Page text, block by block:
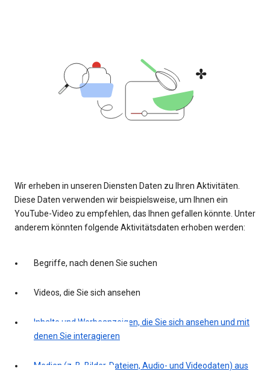
Wir erheben in unseren Diensten Daten zu Ihren Aktivitäten.
Diese Daten verwenden wir beispielsweise, um Ihnen ein
YouTube-Video zu empfehlen, das Ihnen gefallen könnte. Unter
anderem könnten folgende Aktivitätsdaten erhoben werden:
Begriffe, nach denen Sie suchen
Videos, die Sie sich ansehen
Inhalte und Werbeanzeigen, die Sie sich ansehen und mit
denen Sie interagieren
Medien (z. B. Bilder, Dateien, Audio- und Videodaten) aus